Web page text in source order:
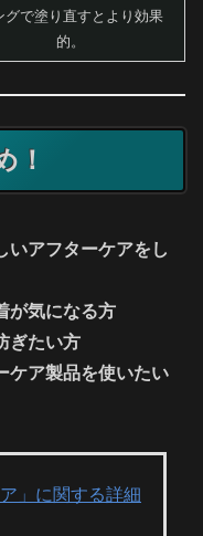
グで塗り直すとより効果
的。
！
いアフターケアをし
が気になる方
ぎたい方
ケア製品を使いたい
」に関する詳細